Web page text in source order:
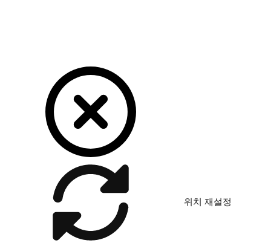
위치 재설정